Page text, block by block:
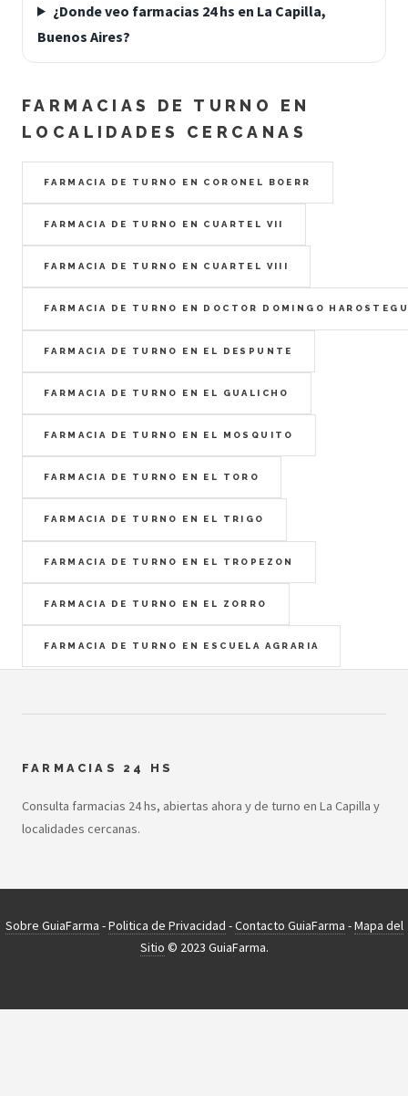
¿Donde veo farmacias 24 hs en La Capilla,
Buenos Aires?
FARMACIAS DE TURNO EN
LOCALIDADES CERCANAS
FARMACIA DE TURNO EN CORONEL BOERR
FARMACIA DE TURNO EN CUARTEL VII
FARMACIA DE TURNO EN CUARTEL VIII
FARMACIA DE TURNO EN DOCTOR DOMINGO
FARMACIA DE TURNO EN EL DESPUNTE
FARMACIA DE TURNO EN EL GUALICHO
FARMACIA DE TURNO EN EL MOSQUITO
FARMACIA DE TURNO EN EL TORO
FARMACIA DE TURNO EN EL TRIGO
FARMACIA DE TURNO EN EL TROPEZON
FARMACIA DE TURNO EN EL ZORRO
FARMACIA DE TURNO EN ESCUELA AGRARIA
FARMACIAS 24 HS
Consulta farmacias 24 hs, abiertas ahora y de turno en La Capilla y
localidades cercanas.
Sobre GuiaFarma -Politica de Privacidad -Contacto GuiaFarma -Mapa del
Sitio © 2023 GuiaFarma.